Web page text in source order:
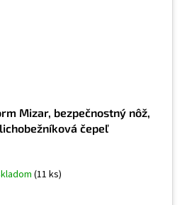
Mizar, bezpečnostný nôž,
čepeľ
(11 ks)